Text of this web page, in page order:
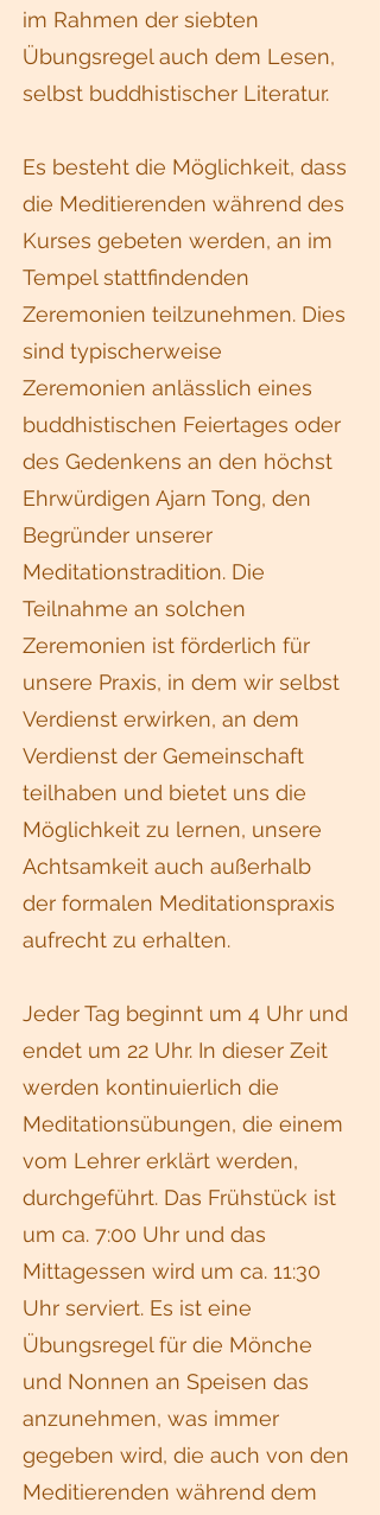
im Rahmen der siebten
Übungsregel auch dem Lesen,
selbst buddhistischer Literatur.
Es besteht die Möglichkeit, dass
die Meditierenden während des
Kurses gebeten werden, an im
Tempel stattfindenden
Zeremonien teilzunehmen. Dies
sind typischerweise
Zeremonien anlässlich eines
buddhistischen Feiertages oder
des Gedenkens an den höchst
Ehrwürdigen Ajarn Tong, den
Begründer unserer
Meditationstradition. Die
Teilnahme an solchen
Zeremonien ist förderlich für
unsere Praxis, in dem wir selbst
Verdienst erwirken, an dem
Verdienst der Gemeinschaft
teilhaben und bietet uns die
Möglichkeit zu lernen, unsere
Achtsamkeit auch außerhalb
der formalen Meditationspraxis
aufrecht zu erhalten.
Jeder Tag beginnt um 4 Uhr und
endet um 22 Uhr. In dieser Zeit
werden kontinuierlich die
Meditationsübungen, die einem
vom Lehrer erklärt werden,
durchgeführt. Das Frühstück ist
um ca. 7:00 Uhr und das
Mittagessen wird um ca. 11:30
Uhr serviert. Es ist eine
Übungsregel für die Mönche
und Nonnen an Speisen das
anzunehmen, was immer
gegeben wird, die auch von den
Meditierenden während dem